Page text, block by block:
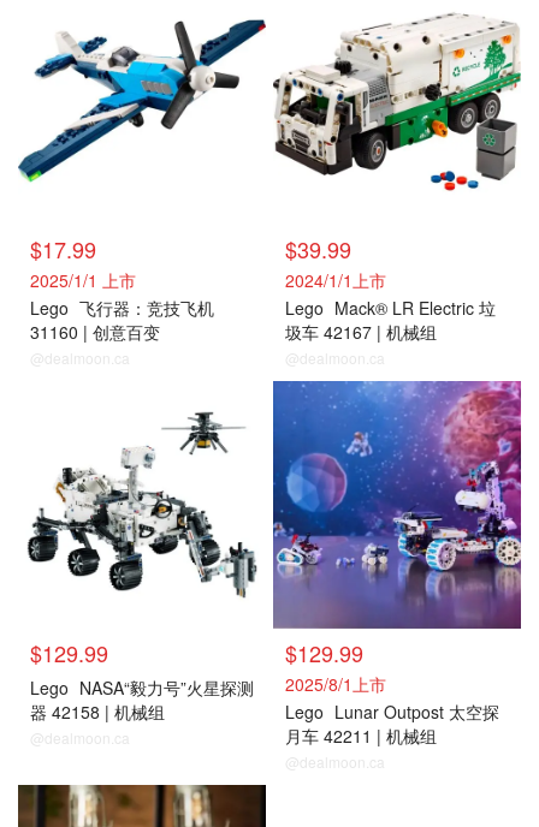
$17.99
2025/1/1 上市
Lego 飞行器：竞技飞机
31160 | 创意百变
@dealmoon.ca
$39.99
2024/1/1上市
Lego Mack® LR Electric 垃
圾车 42167 | 机械组
@dealmoon.ca
$129.99
Lego NASA“毅力号”火星探测
器 42158 | 机械组
@dealmoon.ca
$129.99
2025/8/1上市
Lego Lunar Outpost 太空探
月车 42211 | 机械组
@dealmoon.ca